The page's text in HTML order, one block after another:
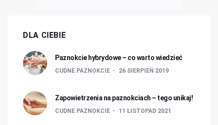
DLA CIEBIE
Paznokcie hybrydowe – co warto wiedzieć
CUDNE PAZNOKCIE 26 SIERPIEŃ 2019
Zapowietrzenia na paznokciach – tego unikaj!
CUDNE PAZNOKCIE 11 LISTOPAD 2021